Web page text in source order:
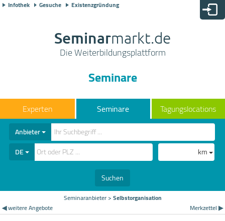
Infothek Gesuche Existenzgründung
Seminarmarkt.de
Die Weiterbildungsplattform
Seminare
Seminare Tagungslocations
Anbieter
DE
km
Suchen
Seminaranbieter>Selbstorganisation
◀ weitere Angebote
Merkzettel ▶